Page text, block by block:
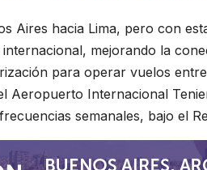
Aires hacia Lima, pero con
mejorando la
para operar vuelos
Aeropuerto Internacional
semanales, bajo el